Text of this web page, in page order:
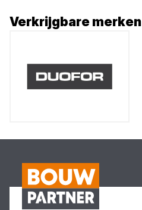
Verkrijgbare merken